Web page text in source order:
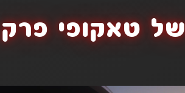
טאקופי פרק 5